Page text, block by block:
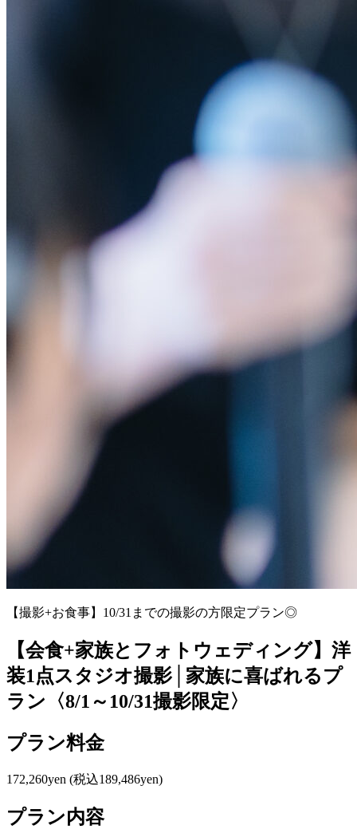
【撮影+お食事】10/31までの撮影の方限定プラン◎
【会食+家族とフォトウェディング】洋
装1点スタジオ撮影│家族に喜ばれるプ
ラン〈8/1～10/31撮影限定〉
プラン料金
172,260yen (税込189,486yen)
プラン内容